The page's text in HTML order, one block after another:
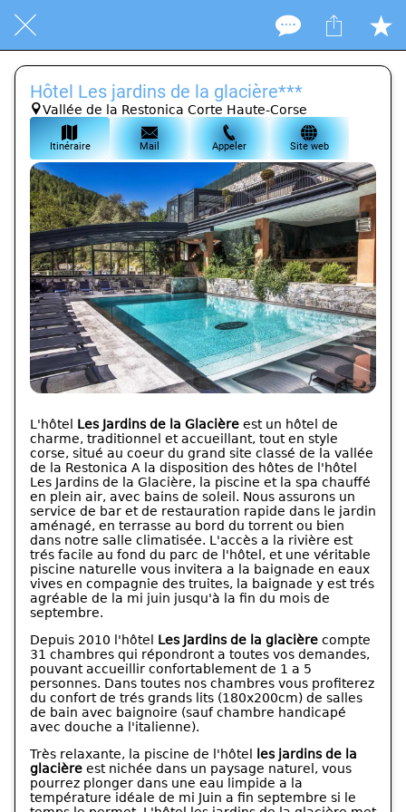
Hôtel Les jardins de la glacière***
Vallée de la Restonica Corte Haute-Corse
Itinéraire Mail Appeler Site web
L'hôtel Les Jardins de la Glacière est un hôtel de
charme, traditionnel et accueillant, tout en style
corse, situé au coeur du grand site classé de la vallée
de la Restonica A la disposition des hôtes de l'hôtel
Les Jardins de la Glacière, la piscine et la spa chauffé
en plein air, avec bains de soleil. Nous assurons un
service de bar et de restauration rapide dans le jardin
aménagé, en terrasse au bord du torrent ou bien
dans notre salle climatisée. L'accès a la rivière est
trés facile au fond du parc de l'hôtel, et une véritable
piscine naturelle vous invitera a la baignade en eaux
vives en compagnie des truites, la baignade y est trés
agréable de la mi juin jusqu'à la fin du mois de
septembre.
Depuis 2010 l'hôtel Les Jardins de la glacière compte
31 chambres qui répondront a toutes vos demandes,
pouvant accueillir confortablement de 1 a 5
personnes. Dans toutes nos chambres vous profiterez
du confort de trés grands lits (180x200cm) de salles
de bain avec baignoire (sauf chambre handicapé
avec douche a l'italienne).
Très relaxante, la piscine de l'hôtel
les jardins de la
glacière est nichée dans un paysage naturel, vous
pourrez plonger dans une eau limpide a la
température idéale de mi Juin a fin septembre si le